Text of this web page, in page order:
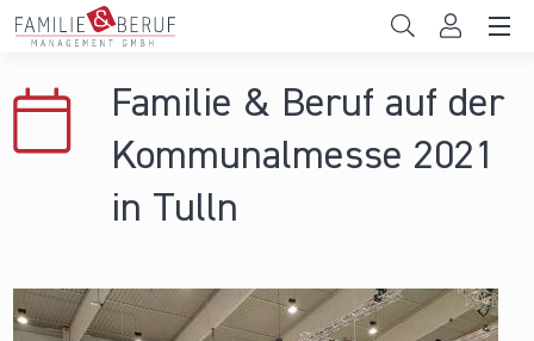
Direkt zum Inhalt
Hochschulen
Das sind wir
Familie & Beruf auf der
Kommunalmesse 2021
in Tulln